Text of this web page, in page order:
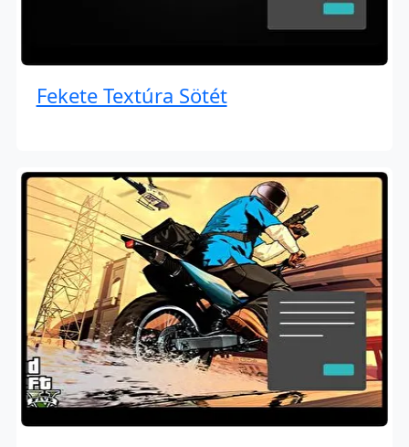
Fekete Textúra Sötét